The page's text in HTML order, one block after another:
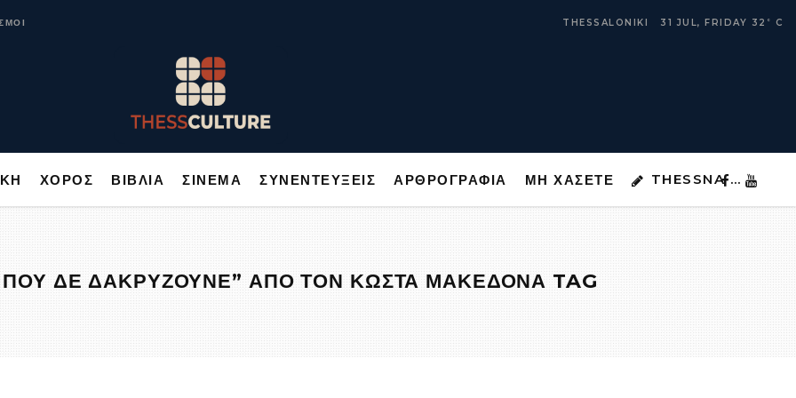
THESSALONIKI 31 JUL, FRIDAY 32 ° C
ΧΟΡΟΣ ΒΙΒΛΙΑ ΣΙΝΕΜΑ ΣΥΝΕΝΤΕΥΞΕΙΣ ΑΡΘΡΟΓΡΑΦΙΑ ΜΗ ΧΑΣΕΤΕ THESSNA …
ΜΗ ΧΑΣΕΤΕ THESSNA …
ΠΟΥ ΔΕ ΔΑΚΡΥΖΟΥΝΕ” ΑΠΟ ΤΟΝ ΚΩΣΤΑ ΜΑΚΕΔΟΝΑ TAG